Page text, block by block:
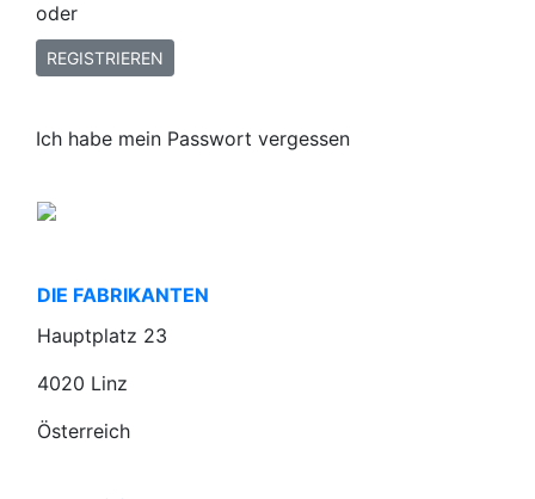
oder
REGISTRIEREN
Ich habe mein Passwort vergessen
DIE FABRIKANTEN
Hauptplatz 23
4020 Linz
Österreich